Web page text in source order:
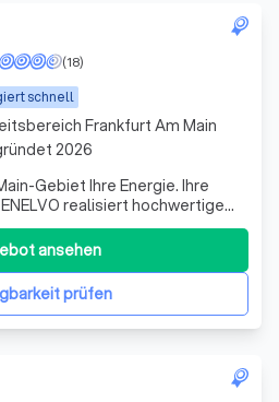
schnell
(18)
Energie. Ihre
realisiert hochwertige
Privathaushalte & Gewerbe im
ersten Beratung bis zur
F
prüfen
ansehen
Frankfurt Am Main
2026